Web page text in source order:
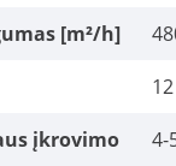
[m²/h]
12
įkrovimo
4-